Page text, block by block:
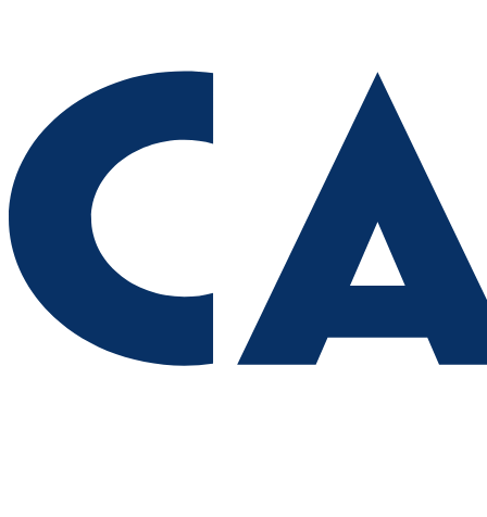
Федорищев – о расширении географии диспансеризации
участников СВО
07.08.2026 | 17:55